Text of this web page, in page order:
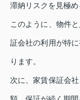
滞納リスクを見極め
このように、物件
証会社の利用が特
ります。
次に、家賃保証会